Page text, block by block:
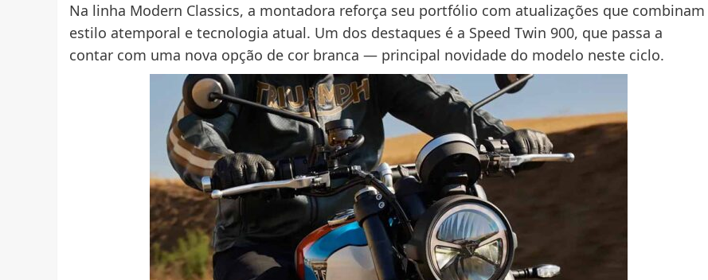
Na linha Modern Classics, a montadora reforça seu portfólio com atualizações que combinam
estilo atemporal e tecnologia atual. Um dos destaques é a Speed Twin 900, que passa a
contar com uma nova opção de cor branca — principal novidade do modelo neste ciclo.